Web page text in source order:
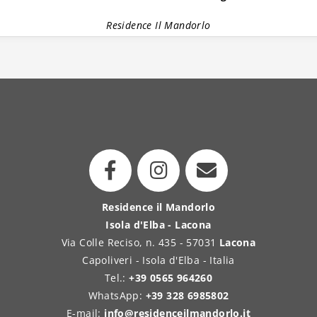
Residence Il Mandorlo
Residence il Mandorlo
Isola d'Elba - Lacona
Via Colle Reciso, n. 435 - 57031 Lacona
Capoliveri - Isola d'Elba - Italia
Tel.:+39 0565 964260
WhatsApp: +39 328 6985802
E-mail: info@residenceilmandorlo.it